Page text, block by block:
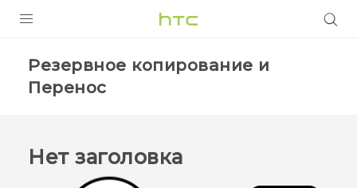
5G
АКСЕССУАРЫ
Резервное копирование и
Перенос
Нет заголовка